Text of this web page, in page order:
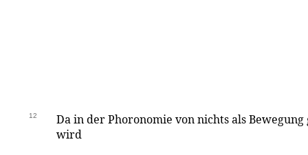
12
Da in der Phoronomie von nichts als
wird